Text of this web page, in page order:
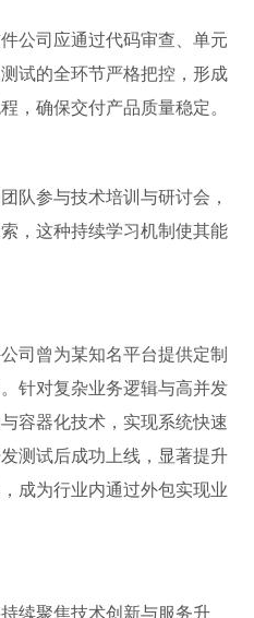
公司应通过代码审查、单元
试的全环节严格把控，形成
，确保交付产品质量稳定。
队参与技术培训与研讨会，
，这种持续学习机制使其能
司曾为某知名平台提供定制
针对复杂业务逻辑与高并发
容器化技术，实现系统快速
测试后成功上线，显著提升
成为行业内通过外包实现业
续聚焦技术创新与服务升